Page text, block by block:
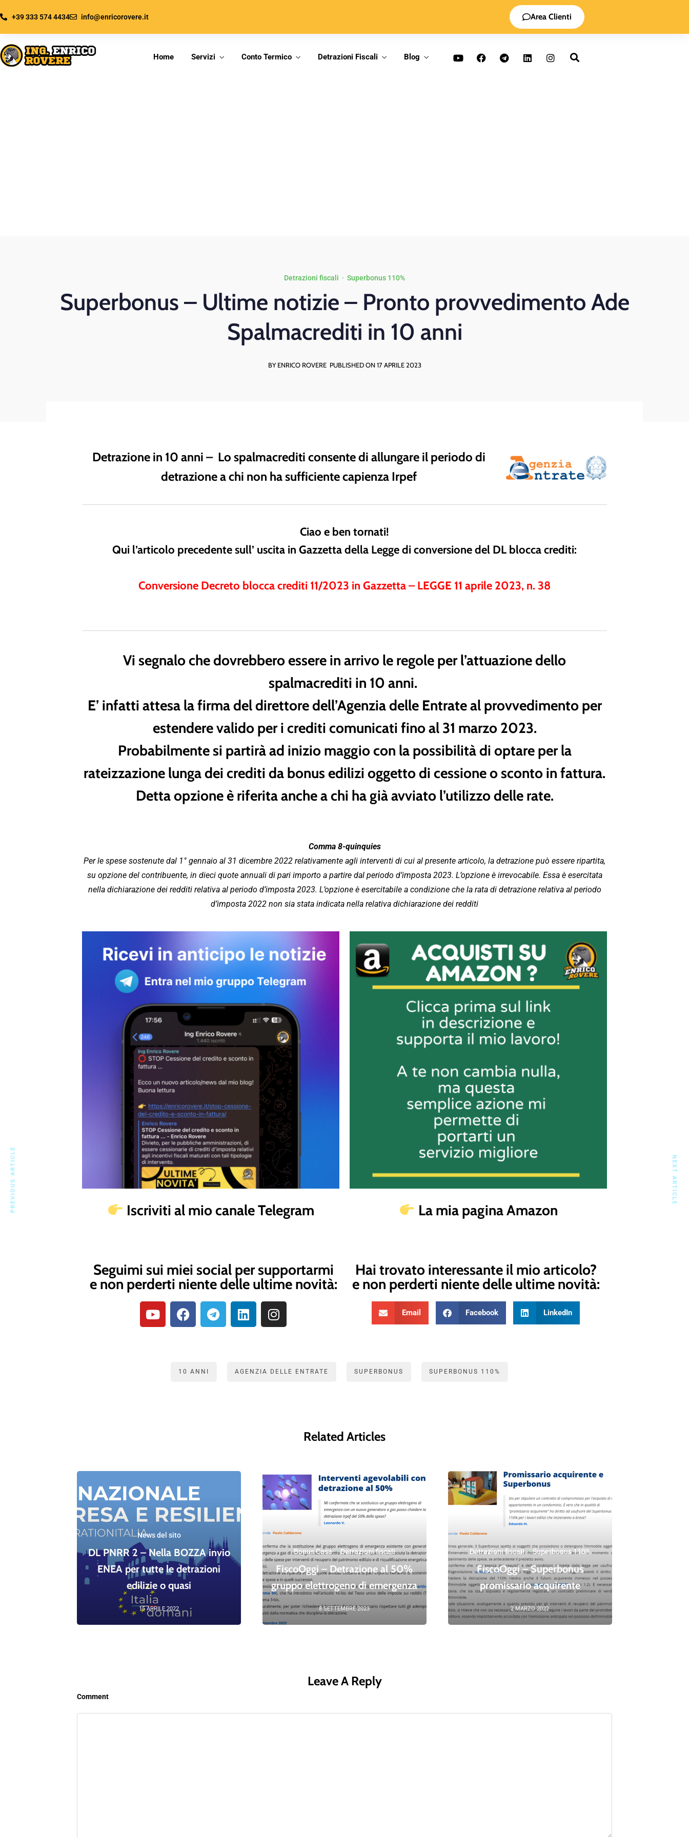
+39 333 574 4434 info@enricorovere.it Area Clienti
Home Servizi Conto Termico Detrazioni Fiscali Blog
Detrazioni fiscali · Superbonus 110%
Superbonus – Ultime notizie – Pronto provvedimento Ade
Spalmacrediti in 10 anni
BY ENRICO ROVERE PUBLISHED ON 17 APRILE 2023
Detrazione in 10 anni – Lo spalmacrediti consente di allungare il periodo di
detrazione a chi non ha sufficiente capienza Irpef
Ciao e ben tornati!
Qui l’articolo precedente sull’ uscita in Gazzetta della Legge di conversione del DL blocca crediti:
Conversione Decreto blocca crediti 11/2023 in Gazzetta – LEGGE 11 aprile 2023, n. 38
Vi segnalo che dovrebbero essere in arrivo le regole per l’attuazione dello
spalmacrediti in 10 anni.
E’ infatti attesa la firma del direttore dell’Agenzia delle Entrate al provvedimentoper
estendere valido per i crediti comunicati fino al 31 marzo 2023.
Probabilmente si partirà ad inizio maggio con la possibilità di optare per la
rateizzazione lunga dei crediti da bonus edilizi oggetto di cessione o sconto in fattura.
Detta opzione è riferita anche a chi ha già avviato l’utilizzo delle rate.
Comma 8-quinquies
Per le spese sostenute dal 1° gennaio al 31 dicembre 2022 relativamente agli interventi di cui al presente articolo, la detrazione può essere ripartita,
su opzione del contribuente, in dieci quote annuali di pari importo a partire dal periodo d’imposta 2023. L’opzione è irrevocabile. Essa è esercitata
nella dichiarazione dei redditi relativa al periodo d’imposta 2023. L’opzione è esercitabile a condizione che la rata di detrazione relativa al periodo
d’imposta 2022 non sia stata indicata nella relativa dichiarazione dei redditi
Iscriviti al mio canale Telegram La mia pagina Amazon
Seguimi sui miei social per supportarmi
e non perderti niente delle ultime novità:
Hai trovato interessante il mio articolo?
e non perderti niente delle ultime novità:
Email Facebook LinkedIn
10 ANNI AGENZIA DELLE ENTRATE SUPERBONUS SUPERBONUS 110%
Related Articles
News del sito
DL PNRR 2 – Nella BOZZA invio
ENEA per tutte le detrazioni
edilizie o quasi
15 APRILE 2022
Bonus Casa·Detrazioni fiscali
FiscoOggi – Detrazione al 50%
gruppo elettrogeno di emergenza
8 SETTEMBRE 2023
Detrazioni fiscali·Superbonus 110%
FiscoOggi – Superbonus
promissario acquirente
2 MARZO 2022
Leave A Reply
Comment
PREVIOUS ARTICLE NEXT ARTICLE